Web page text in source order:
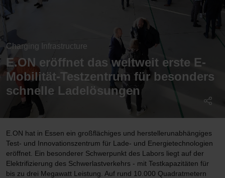
Charging Infrastructure
E.ON eröffnet das weltweit erste E-
Mobilität-Testzentrum für besonders
schnelle Ladelösungen
E.ON hat in Essen ein großflächiges und herstellerunabhängiges
Test- und Innovationszentrum für Lade- und Energietechnologien
eröffnet. Ein besonderer Schwerpunkt des Labors liegt auf der
Elektrifizierung des Schwerlastverkehrs - mit Testkapazitäten für
bis zu drei Megawatt Leistung. Auf rund 10.000 Quadratmetern